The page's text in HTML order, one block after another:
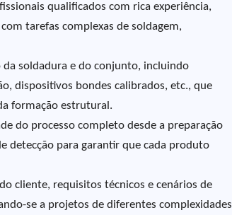
qualificados com rica experiência,
tarefas complexas de soldagem,
soldadura e do conjunto, incluindo
dispositivos bondes calibrados, etc., que
formação estrutural.
do processo completo desde a preparação
detecção para garantir que cada produto
cliente, requisitos técnicos e cenários de
se a projetos de diferentes complexidades